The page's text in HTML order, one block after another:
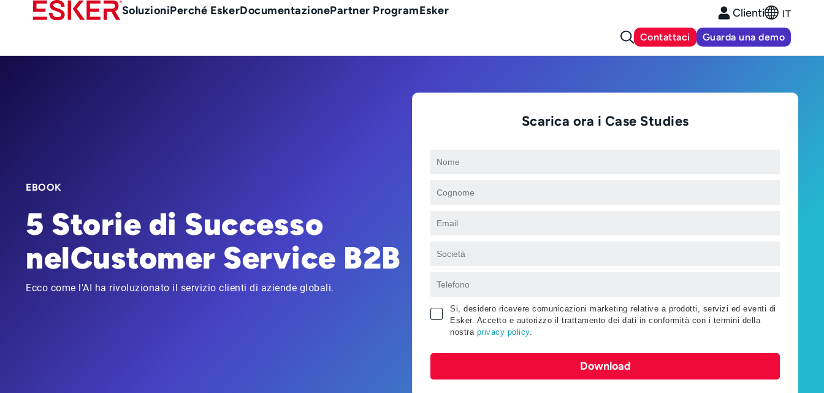
content
Main
SoluzioniPerché EskerDocumentazionePartner ProgramEsker Clienti IT
Contattaci Guarda una demo
EBOOK
5 Storie di Successo
nelCustomer Service B2B
Ecco come l'AI ha rivoluzionato il servizio clienti di aziende globali.
Scarica ora i Case Studies
Si, desidero ricevere comunicazioni marketing relative a prodotti, servizi ed eventi di
Esker. Accetto e autorizzo il trattamento dei dati in conformità con i termini della
nostra privacy policy.
Download